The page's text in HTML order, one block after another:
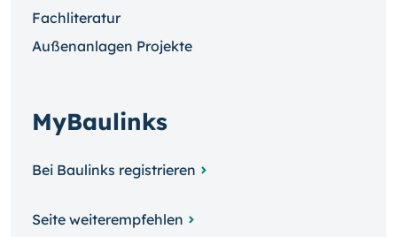
Fachliteratur
Außenanlagen Projekte
MyBaulinks
Bei Baulinks registrieren
Seite weiterempfehlen